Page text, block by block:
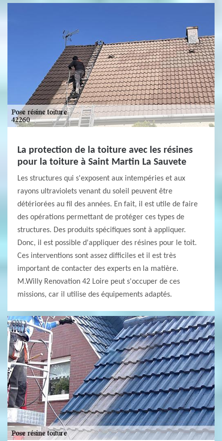
La protection de la toiture avec les résines
pour la toiture à Saint Martin La Sauvete
Les structures qui s'exposent aux intempéries et aux
rayons ultraviolets venant du soleil peuvent être
détériorées au fil des années. En fait, il est utile de faire
des opérations permettant de protéger ces types de
structures. Des produits spécifiques sont à appliquer.
Donc, il est possible d'appliquer des résines pour le toit.
Ces interventions sont assez difficiles et il est très
important de contacter des experts en la matière.
M.Willy Renovation 42 Loire peut s'occuper de ces
missions, car il utilise des équipements adaptés.